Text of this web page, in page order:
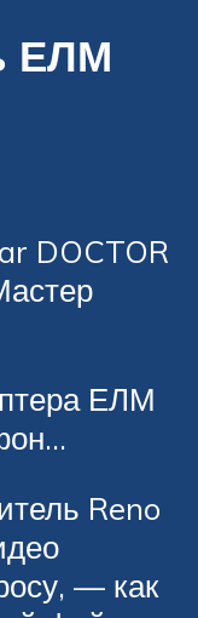
ЕЛМ
DOCTOR
ЕЛМ
Reno
— как